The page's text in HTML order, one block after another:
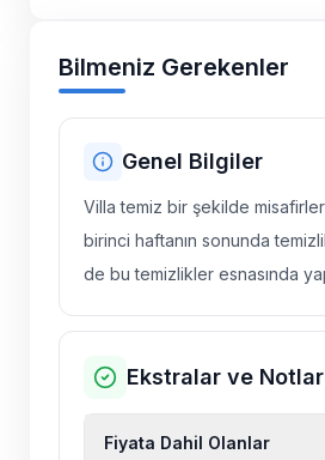
Bilmeniz Gerekenler
Genel Bilgiler
Villa temiz bir şekilde
birinci haftanın sonunda
de bu temizlikler esnasında
Ekstralar ve Notlar
Fiyata Dahil Olanlar